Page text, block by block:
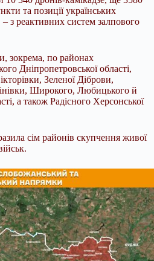
та позиції українських
– з реактивних систем залпового
зокрема, по районах
Дніпропетровської області,
Зеленої Діброви,
Широкого, Любицького й
а також Радісного Херсонської
сім районів скупчення живої